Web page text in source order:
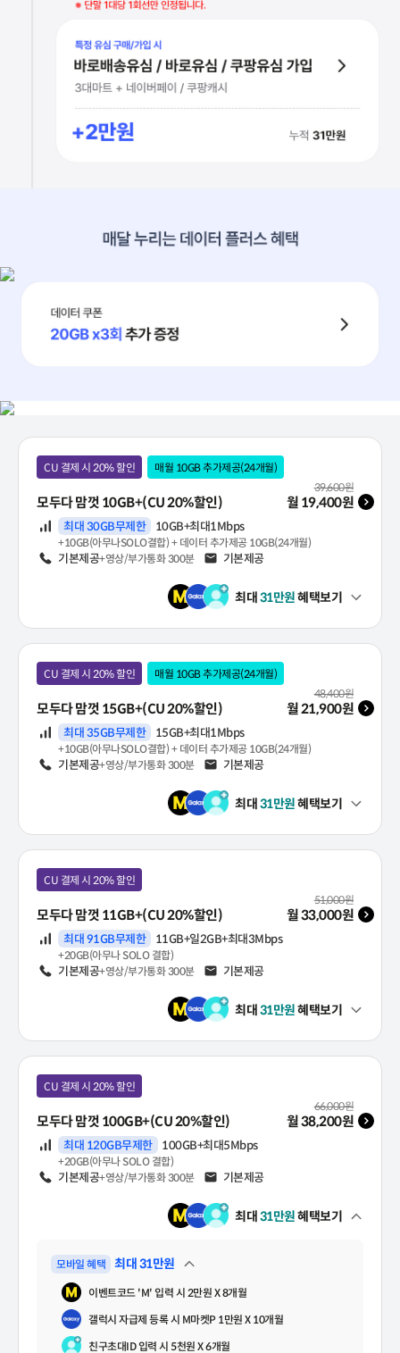
예시) A1234 ← 공유받은 ID를 입력하세요
대상 갤럭시 자급제 모델 등록 시
M마켓 포인트 1만원 x 10개월
※ 단말 1대당 1회선만 인정됩니다.
3대 마트 + 네이버페이 포인트
누적 23만원
매월 최대 20GB 추가 증정
데이터 쿠폰
CU 맘껏 요금제
CU 결제 시 20% 할인 매월 10GB 추가제공(24개월)
모두다 맘껏 10GB+(CU 20%할인)
월 기본료(VAT 포함)
39,600원
월 19,400원
데이터최대 30GB무제한 10GB+최대1Mbps
+10GB(아무나SOLO결합) + 데이터 추가제공 10GB(24개월)
음성기본제공+영상/부가통화 300분 문자기본제공
최대 31만원혜택보기
CU 결제 시 20% 할인 매월 10GB 추가제공(24개월)
모두다 맘껏 15GB+(CU 20%할인)
월 기본료(VAT 포함)
48,400원
월21,900원
데이터최대 35GB무제한 15GB+최대1Mbps
+10GB(아무나SOLO결합) + 데이터 추가제공 10GB(24개월)
음성기본제공+영상/부가통화 300분 문자기본제공
최대 31만원혜택보기
CU 결제 시 20% 할인
모두다 맘껏 11GB+(CU 20%할인)
월 기본료(VAT 포함)
51,000원
월33,000원
데이터최대 91GB무제한 11GB+일2GB+최대3Mbps
+20GB(아무나 SOLO 결합)
음성기본제공+영상/부가통화 300분 문자기본제공
최대 31만원혜택보기
CU 결제 시 20% 할인
모두다 맘껏 100GB+(CU 20%할인)
월 기본료(VAT 포함)
66,000원
월38,200원
데이터최대 120GB무제한 100GB+최대5Mbps
+20GB(아무나 SOLO 결합)
음성기본제공+영상/부가통화 300분 문자기본제공
최대 31만원혜택보기
모바일 혜택 최대 31만원
펼쳐보기
이벤트코드 'M' 입력 시 2만원 X 8개월
갤럭시 자급제 등록 시 M마켓P 1만원 X 10개월
친구초대ID 입력 시 5천원 X 6개월